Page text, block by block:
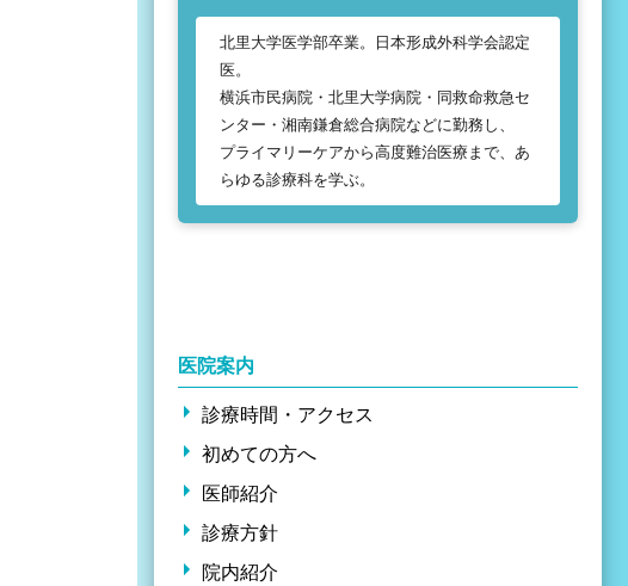
北里大学医学部卒業。日本形成外科学会認定
医。
横浜市民病院・北里大学病院・同救命救急セ
ンター・湘南鎌倉総合病院などに勤務し、
プライマリーケアから高度難治医療まで、あ
らゆる診療科を学ぶ。
医院案内
診療時間・アクセス
初めての方へ
医師紹介
診療方針
院内紹介